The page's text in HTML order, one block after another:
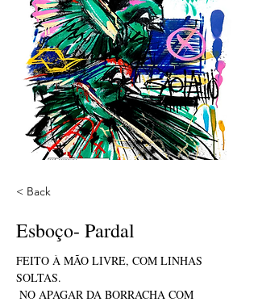
< Back
Esboço- Pardal
FEITO À MÃO LIVRE, COM LINHAS
SOLTAS.